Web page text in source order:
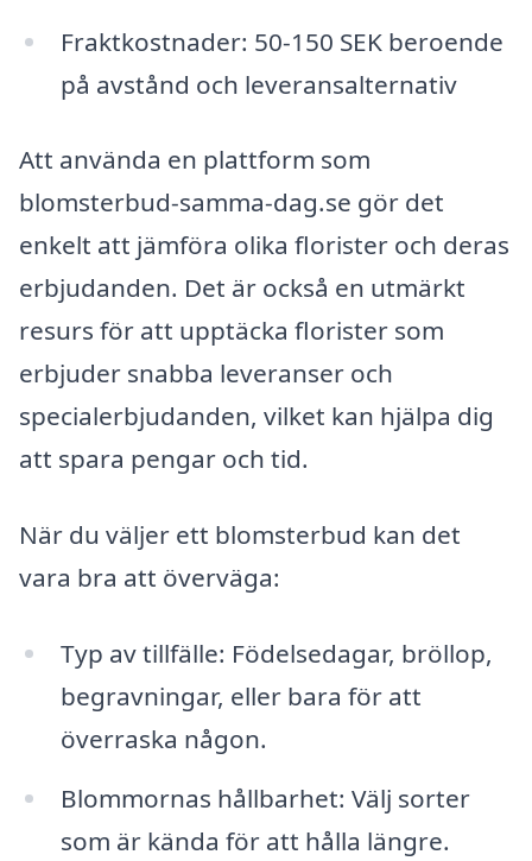
Fraktkostnader: 50-150 SEK beroende
på avstånd och leveransalternativ
Att använda en plattform som
blomsterbud-samma-dag.se gör det
enkelt att jämföra olika florister och deras
erbjudanden. Det är också en utmärkt
resurs för att upptäcka florister som
erbjuder snabba leveranser och
specialerbjudanden, vilket kan hjälpa dig
att spara pengar och tid.
När du väljer ett blomsterbud kan det
vara bra att överväga:
Typ av tillfälle: Födelsedagar, bröllop,
begravningar, eller bara för att
överraska någon.
Blommornas hållbarhet: Välj sorter
som är kända för att hålla längre.